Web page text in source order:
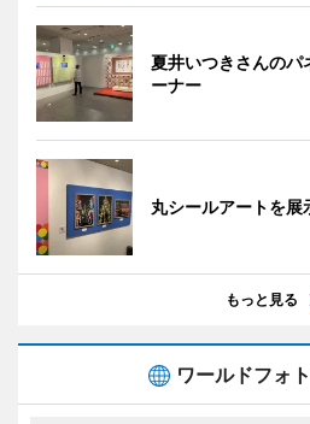
夏井いつきさんのパ
ーナー
丸シールアートを展
もっと見る
ワールドフォ